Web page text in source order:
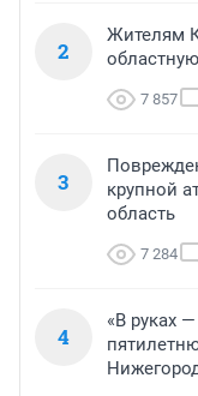
2
Жителям
7 857
3
крупной
область
7 284
4
«В руках